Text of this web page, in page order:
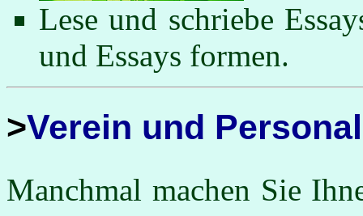
Lese und schriebe
und Essays formen.
Verein und
Manchmal machen Sie